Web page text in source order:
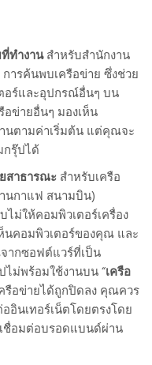
ทำงาน สำหรับสำนักงาน
การค้นพบเครือข่าย ซึ่งช่วย
อร์และอุปกรณ์อื่นๆ บน
ข่ายอื่นๆ มองเห็น
นตามค่าเริ่มต้น แต่คุณจะ
กรุ๊ปได้
สาธารณะ สำหรับเครือ
นกาแฟ สนามบิน)
ม่ให้คอมพิวเตอร์เครื่อง
นคอมพิวเตอร์ของคุณ และ
ากซอฟต์แวร์ที่เป็น
ม่พร้อมใช้งานบน “เครือ
รือข่ายได้ถูกปิดลง คุณควร
อินเทอร์เน็ตโดยตรงโดย
ชื่อมต่อบรอดแบนด์ผ่าน